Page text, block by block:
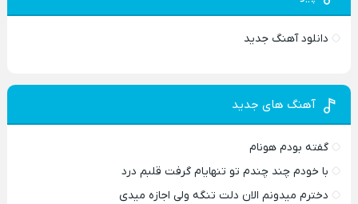
دانلود آهنگ جدید
آهنگ های جدید
گفته بودم هونام
با خودم چند چندم تو تنهایام گرفت قلبم درد
دخترم میدونم الان دلت تنگه ولی اجازه میدی